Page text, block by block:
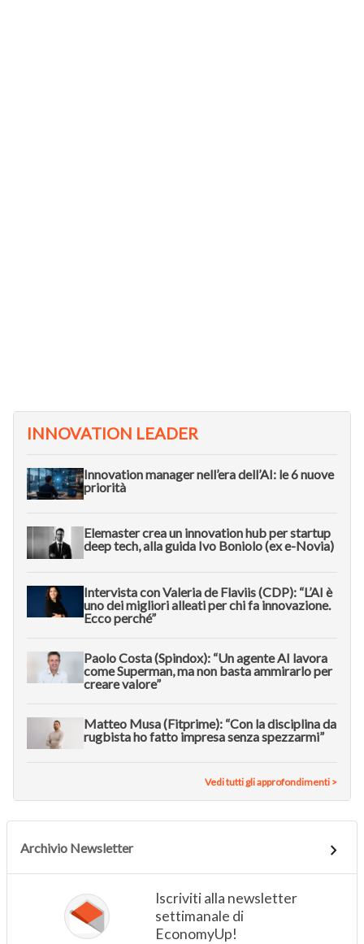
INNOVATION LEADER
Innovation manager nell’era dell’AI: le 6 nuove
priorità
Elemaster crea un innovation hub per startup
deep tech, alla guida Ivo Boniolo (ex e-Novia)
Intervista con Valeria de Flaviis (CDP): “L’AI è
uno dei migliori alleati per chi fa innovazione.
Ecco perché”
Paolo Costa (Spindox): “Un agente AI lavora
come Superman, ma non basta ammirarlo per
creare valore”
Matteo Musa (Fitprime): “Con la disciplina da
rugbista ho fatto impresa senza spezzarmi”
Vedi tutti gli approfondimenti >
Archivio Newsletter
Iscriviti alla newsletter
settimanale di
EconomyUp!